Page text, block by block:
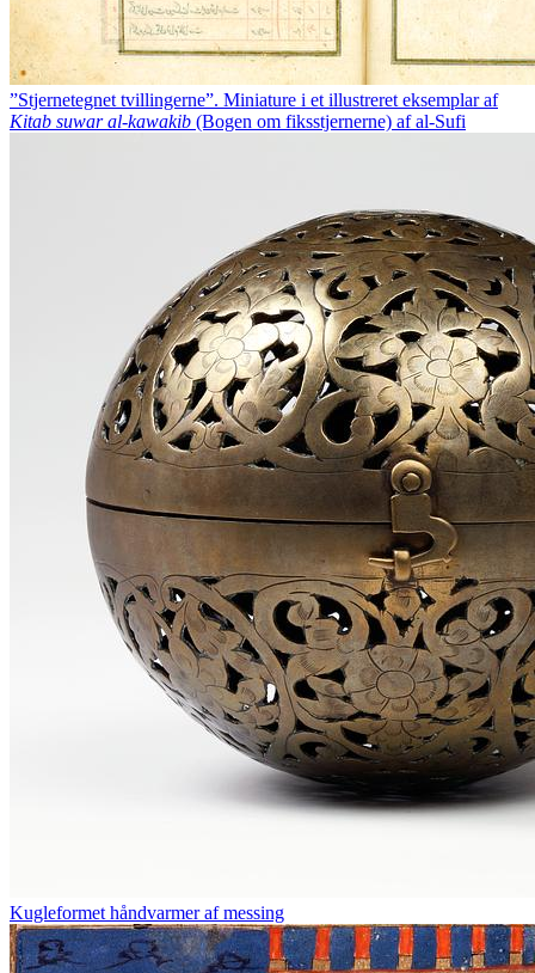
”Stjernetegnet tvillingerne”. Miniature i et illustreret eksemplar af
Kitab suwar al-kawakib (Bogen om fiksstjernerne) af al-Sufi
Kugleformet håndvarmer af messing